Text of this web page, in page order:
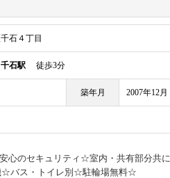
石４丁目
千石駅 徒歩3分
築年月 2007年12月
心のセキュリティ☆室内・共有部分共
☆バス・トイレ別☆駐輪場無料☆